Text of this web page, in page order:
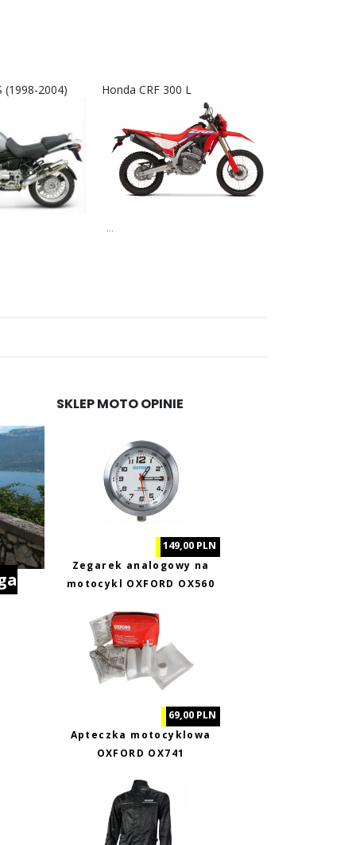
(1998-2004) Honda CRF 300 L
...
SKLEP MOTO OPINIE
149,00 PLN
Zegarek analogowy na
motocykl OXFORD OX560
69,00 PLN
Apteczka motocyklowa
OXFORD OX741